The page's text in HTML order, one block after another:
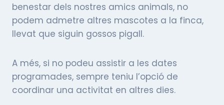
benestar dels nostres amics animals, no
podem admetre altres mascotes a la finca,
llevat que siguin gossos pigall.
A més, si no podeu assistir a les dates
programades, sempre teniu l’opció de
coordinar una activitat en altres dies.